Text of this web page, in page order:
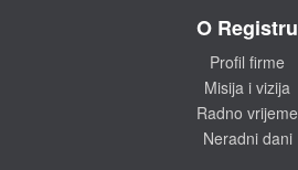
O Registru
Profil firme
Misija i vizija
Radno vrijeme
Neradni dani